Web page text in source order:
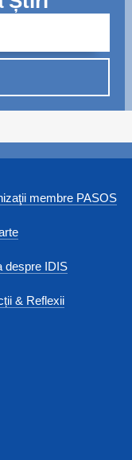
membre PASOS
despre IDIS
& Reflexii